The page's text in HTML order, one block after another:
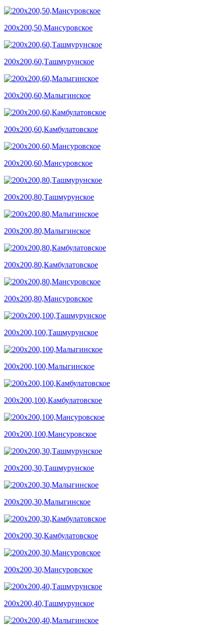
200х200,50,Мансуровское
200х200,60,Ташмурунское
200х200,60,Малыгинское
200х200,60,Камбулатовское
200х200,60,Мансуровское
200х200,80,Ташмурунское
200х200,80,Малыгинское
200х200,80,Камбулатовское
200х200,80,Мансуровское
200х200,100,Ташмурунское
200х200,100,Малыгинское
200х200,100,Камбулатовское
200х200,100,Мансуровское
200х200,30,Ташмурунское
200х200,30,Малыгинское
200х200,30,Камбулатовское
200х200,30,Мансуровское
200х200,40,Ташмурунское